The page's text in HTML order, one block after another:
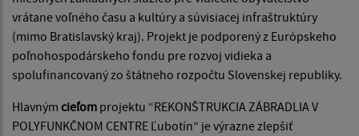
vrátane voľného času a kultúry a súvisiacej infraštruktúry
(mimo Bratislavský kraj). Projekt je podporený z Európskeho
poľnohospodárskeho fondu pre rozvoj vidieka a
spolufinancovaný zo štátneho rozpočtu Slovenskej republiky.
Hlavným cieľom projektu “REKONŠTRUKCIA ZÁBRADLIA V
POLYFUNKČNOM CENTRE Ľubotín” je výrazne zlepšiť